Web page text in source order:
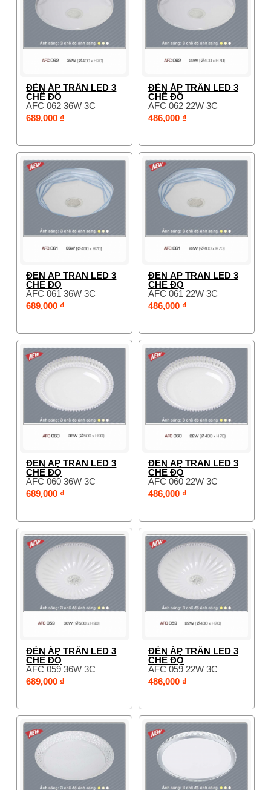
ĐÈN ÁP TRẦN LED 3
CHẾ ĐỘ
AFC 062 36W 3C
689,000 ₫
ĐÈN ÁP TRẦN LED 3
CHẾ ĐỘ
AFC 062 22W 3C
486,000 ₫
ĐÈN ÁP TRẦN LED 3
CHẾ ĐỘ
AFC 061 36W 3C
689,000 ₫
ĐÈN ÁP TRẦN LED 3
CHẾ ĐỘ
AFC 061 22W 3C
486,000 ₫
ĐÈN ÁP TRẦN LED 3
CHẾ ĐỘ
AFC 060 36W 3C
689,000 ₫
ĐÈN ÁP TRẦN LED 3
CHẾ ĐỘ
AFC 060 22W 3C
486,000 ₫
ĐÈN ÁP TRẦN LED 3
CHẾ ĐỘ
AFC 059 36W 3C
689,000 ₫
ĐÈN ÁP TRẦN LED 3
CHẾ ĐỘ
AFC 059 22W 3C
486,000 ₫